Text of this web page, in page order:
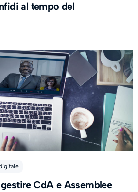
al tempo del
CdA e Assemblee